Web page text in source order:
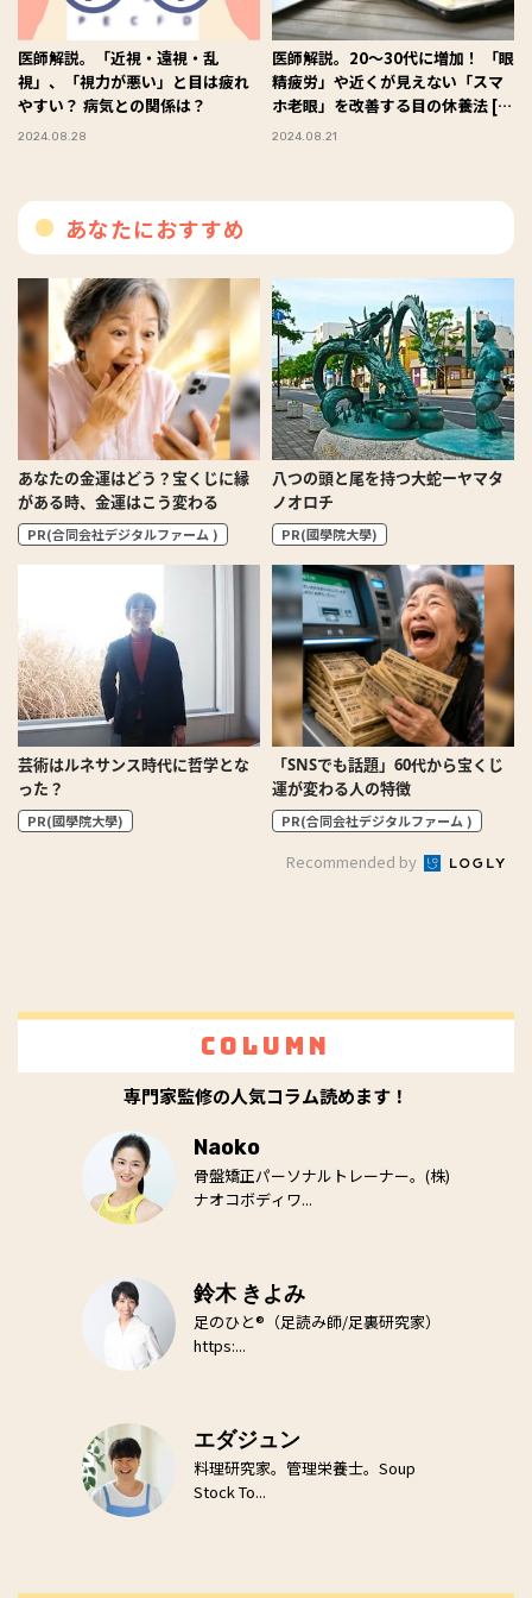
医師解説。「近視・遠視・乱
視」、「視力が悪い」と目は疲れ
やすい？ 病気との関係は？
2024.08.28
医師解説。20〜30代に増加！ 「眼
精疲労」や近くが見えない「スマ
ホ老眼」を改善する目の休養法 [第
３回]
2024.08.21
あなたにおすすめ
あなたの金運はどう？宝くじに縁
がある時、金運はこう変わる
PR(合同会社デジタルファーム )
八つの頭と尾を持つ大蛇ーヤマタ
ノオロチ
PR(國學院大學)
芸術はルネサンス時代に哲学とな
った？
PR(國學院大學)
「SNSでも話題」60代から宝くじ
運が変わる人の特徴
PR(合同会社デジタルファーム )
Recommended by
Column
専門家監修の人気コラム読めます！
Naoko
骨盤矯正パーソナルトレーナー。(株)
ナオコボディワ...
鈴木 きよみ
足のひと®（足読み師/足裏研究家）
https:...
エダジュン
料理研究家。管理栄養士。Soup
Stock To...